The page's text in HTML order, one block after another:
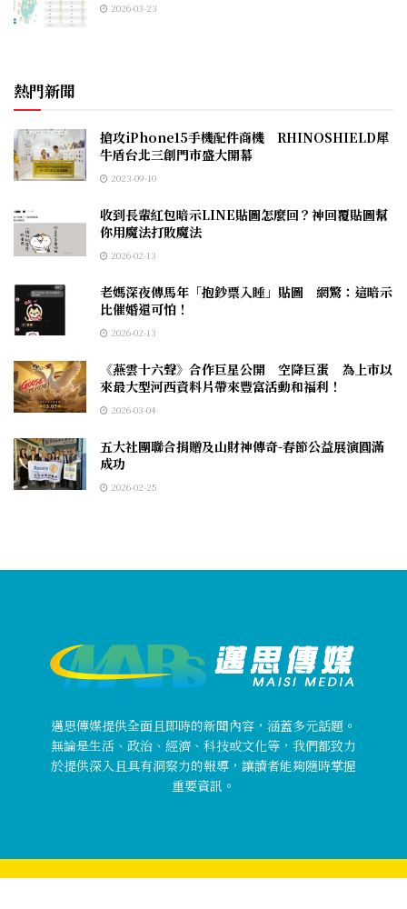
2026-03-23
熱門新聞
搶攻iPhone15手機配件商機 RHINOSHIELD犀
牛盾台北三創門市盛大開幕
2023-09-10
收到長輩紅包暗示LINE貼圖怎麼回？神回覆貼圖幫
你用魔法打敗魔法
2026-02-13
老媽深夜傳馬年「抱鈔票入睡」貼圖 網驚：這暗示
比催婚還可怕！
2026-02-13
《燕雲十六聲》合作巨星公開 空降巨蛋 為上市以
來最大型河西資料片帶來豐富活動和福利！
2026-03-04
五大社團聯合捐贈及山財神傳奇-春節公益展演圓滿
成功
2026-02-25
邁思傳媒提供全面且即時的新聞內容，涵蓋多元話題。
無論是生活、政治、經濟、科技或文化等，我們都致力
於提供深入且具有洞察力的報導，讓讀者能夠隨時掌握
重要資訊。